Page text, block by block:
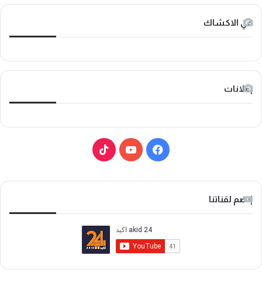
في الاكشاك
إعلانات
ف
و
ك
و
ب
T
o
إنضم لقناتنا